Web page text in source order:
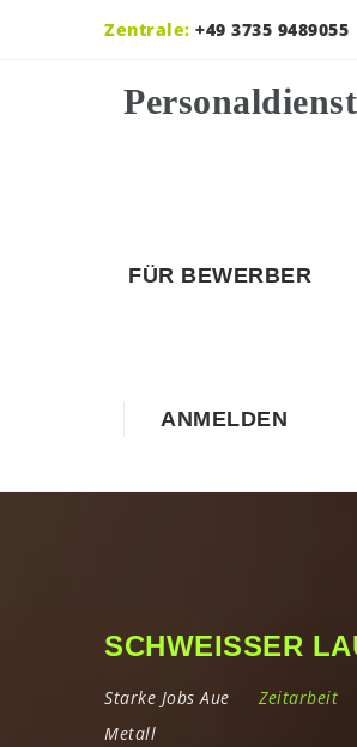
Zentrale: +49 3735 9489055
FÜR BEWERBER
ANMELDEN
SCHWEISSER
Starke Jobs Aue Zeitarbeit
Metall